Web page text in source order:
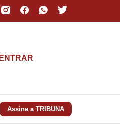
ENTRAR
Assine a TRIBUNA